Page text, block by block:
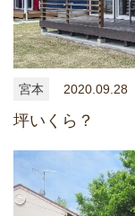
宮本 2020.09.28
坪いくら？